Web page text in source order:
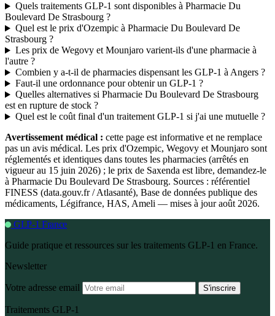
Quels traitements GLP-1 sont disponibles à Pharmacie Du
Boulevard De Strasbourg ?
Quel est le prix d'Ozempic à Pharmacie Du Boulevard De
Strasbourg ?
Les prix de Wegovy et Mounjaro varient-ils d'une pharmacie à
l'autre ?
Combien y a-t-il de pharmacies dispensant les GLP-1 à Angers ?
Faut-il une ordonnance pour obtenir un GLP-1 ?
Quelles alternatives si Pharmacie Du Boulevard De Strasbourg
est en rupture de stock ?
Quel est le coût final d'un traitement GLP-1 si j'ai une mutuelle ?
Avertissement médical : cette page est informative et ne remplace
pas un avis médical. Les prix d'Ozempic, Wegovy et Mounjaro sont
réglementés et identiques dans toutes les pharmacies (arrêtés en
vigueur au 15 juin 2026) ; le prix de Saxenda est libre, demandez-le
à Pharmacie Du Boulevard De Strasbourg. Sources : référentiel
FINESS (data.gouv.fr / Atlasanté), Base de données publique des
médicaments, Légifrance, HAS, Ameli — mises à jour août 2026.
GLP-1 France
Guide pratique et ressources sur les traitements GLP-1 en France.
Newsletter
Votre adresse email S'inscrire
Traitements GLP-1